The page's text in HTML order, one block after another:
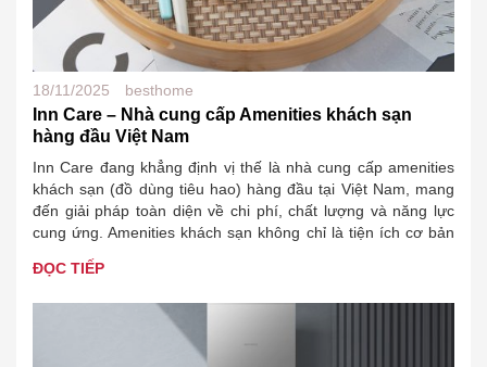
18/11/2025 besthome
Inn Care – Nhà cung cấp Amenities khách sạn
hàng đầu Việt Nam
Inn Care đang khẳng định vị thế là nhà cung cấp amenities
khách sạn (đồ dùng tiêu hao) hàng đầu tại Việt Nam, mang
đến giải pháp toàn diện về chi phí, chất lượng và năng lực
cung ứng. Amenities khách sạn không chỉ là tiện ích cơ bản
ĐỌC TIẾP